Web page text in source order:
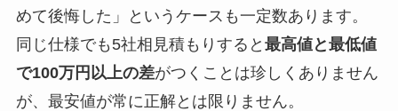
めて後悔した」というケースも一定数あります。
同じ仕様でも5社相見積もりすると 最高値と最低値
で100万円以上の差がつくことは珍しくありません
が、最安値が常に正解とは限りません。